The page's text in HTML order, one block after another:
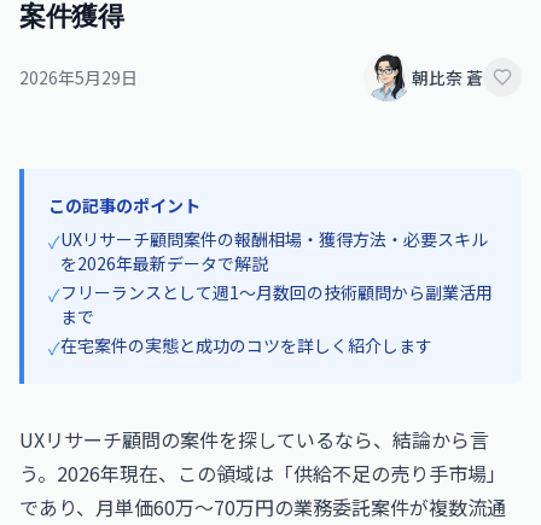
案件獲得
2026年5月29日 朝比奈 蒼
この記事のポイント
✓UXリサーチ顧問案件の報酬相場・獲得方法・必要スキル
を2026年最新データで解説
✓フリーランスとして週1〜月数回の技術顧問から副業活用
まで
✓在宅案件の実態と成功のコツを詳しく紹介します
UXリサーチ顧問の案件を探しているなら、結論から言
う。2026年現在、この領域は「供給不足の売り手市場」
であり、月単価60万〜70万円の業務委託案件が複数流通